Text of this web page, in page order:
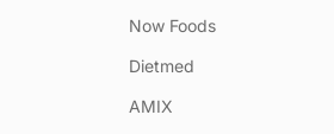
Now Foods
Dietmed
AMIX